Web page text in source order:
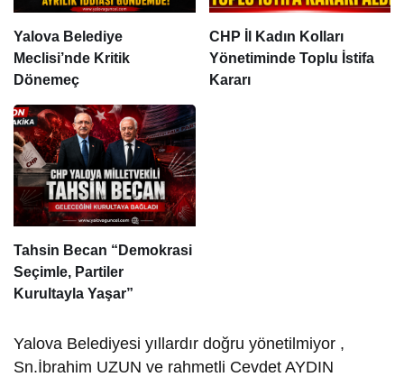
Yalova Belediye
Meclisi’nde Kritik
Dönemeç
CHP İl Kadın Kolları
Yönetiminde Toplu İstifa
Kararı
Tahsin Becan “Demokrasi
Seçimle, Partiler
Kurultayla Yaşar”
Yalova Belediyesi yıllardır doğru yönetilmiyor ,
Sn.İbrahim UZUN ve rahmetli Cevdet AYDIN